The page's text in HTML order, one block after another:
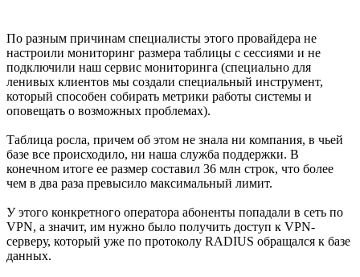
По разным причинам специалисты этого провайдера не
настроили мониторинг размера таблицы с сессиями и не
подключили наш сервис мониторинга (специально для
ленивых клиентов мы создали специальный инструмент,
который способен собирать метрики работы системы и
оповещать о возможных проблемах).
Таблица росла, причем об этом не знала ни компания, в чьей
базе все происходило, ни наша служба поддержки. В
конечном итоге ее размер составил 36 млн строк, что более
чем в два раза превысило максимальный лимит.
У этого конкретного оператора абоненты попадали в сеть по
VPN, а значит, им нужно было получить доступ к VPN-
серверу, который уже по протоколу RADIUS обращался к базе
данных.